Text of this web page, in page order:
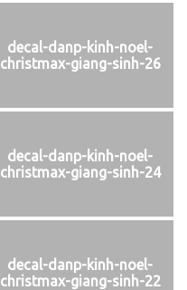
decal-danp-kinh-noel-
christmax-giang-sinh-26
decal-danp-kinh-noel-
christmax-giang-sinh-24
decal-danp-kinh-noel-
christmax-giang-sinh-22